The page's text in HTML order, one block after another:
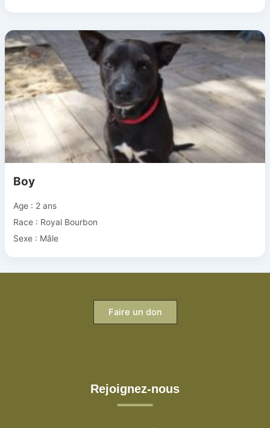
Boy
Age : 2 ans
Race : Royal Bourbon
Sexe : Mâle
Faire un don
Rejoignez-nous